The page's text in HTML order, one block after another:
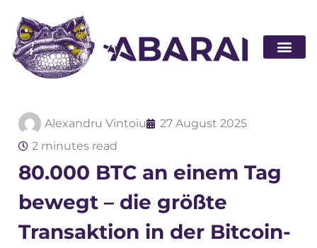
Alexandru Vintoiu
27 August 2025
2 minutes read
80.000 BTC an einem Tag
bewegt – die größte
Transaktion in der Bitcoin-